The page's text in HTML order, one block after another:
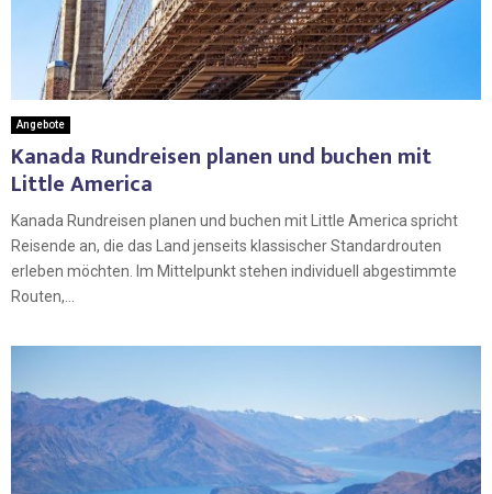
Angebote
Kanada Rundreisen planen und buchen mit
Little America
Kanada Rundreisen planen und buchen mit Little America spricht
Reisende an, die das Land jenseits klassischer Standardrouten
erleben möchten. Im Mittelpunkt stehen individuell abgestimmte
Routen,...